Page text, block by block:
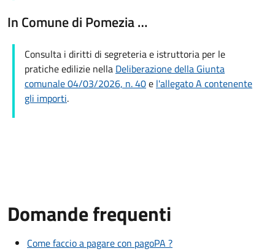
In Comune di Pomezia …
Consulta i diritti di segreteria e istruttoria per le
pratiche edilizie nella Deliberazione della Giunta
comunale 04/03/2026, n. 40e l'allegato A contenente
gli importi.
Domande frequenti
Come faccio a pagare con pagoPA ?